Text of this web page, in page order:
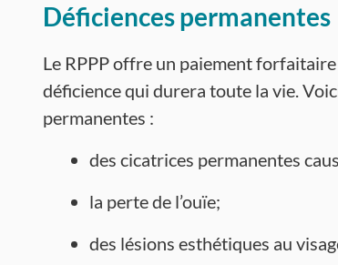
Déficiences permanentes
Le RPPP offre un paiement
déficience qui durera toute la vie.
permanentes :
des cicatrices permanentes
la perte de l’ouïe;
des lésions esthétiques au